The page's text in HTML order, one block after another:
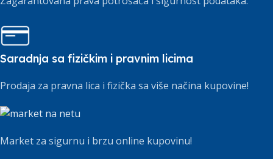
Saradnja sa fizičkim i pravnim licima
Prodaja za pravna lica i fizička sa više načina kupovine!
Market za sigurnu i brzu online kupovinu!